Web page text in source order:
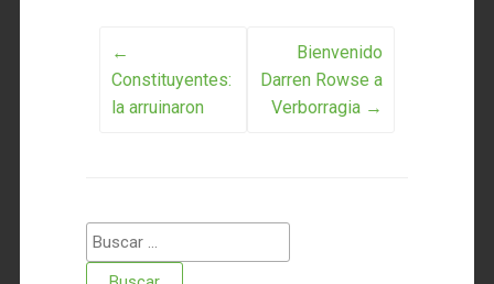
Post navigation
←
Constituyentes:
la arruinaron
Bienvenido
Darren Rowse a
Verborragia →
Buscar: